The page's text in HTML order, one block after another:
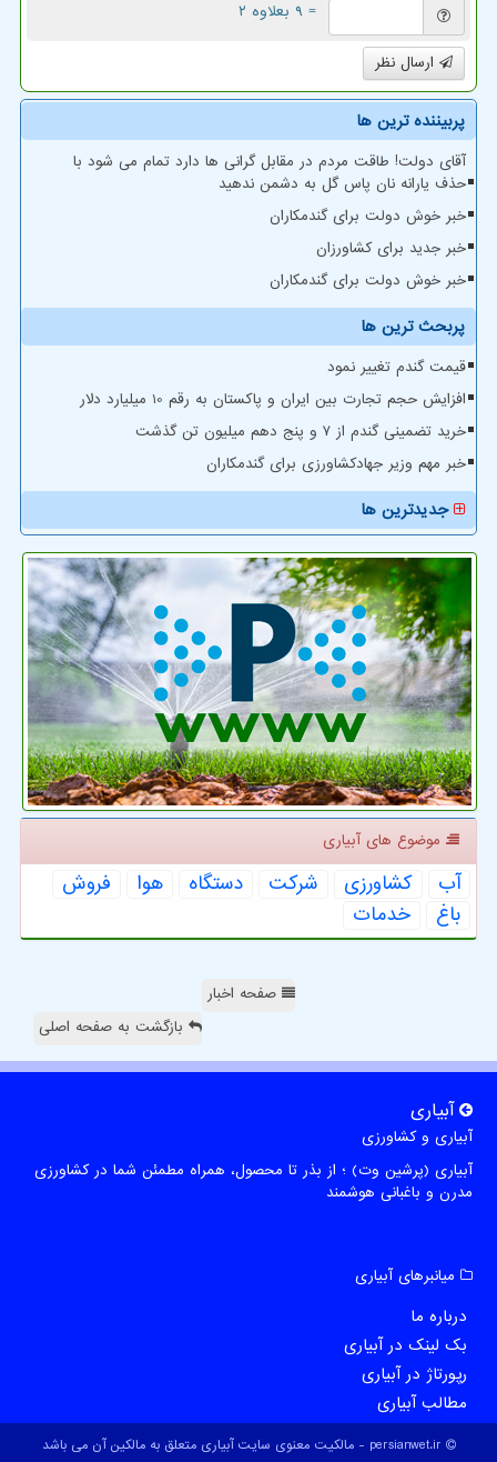
= ۹ بعلاوه ۲
ارسال نظر
پربیننده ترین ها
آقای دولت! طاقت مردم در مقابل گرانی ها دارد تمام می شود با
حذف یارانه نان پاس گل به دشمن ندهید
خبر خوش دولت برای گندمکاران
خبر جدید برای کشاورزان
خبر خوش دولت برای گندمکاران
پربحث ترین ها
قیمت گندم تغییر نمود
افزایش حجم تجارت بین ایران و پاکستان به رقم 10 میلیارد دلار
خرید تضمینی گندم از ۷ و پنج دهم میلیون تن گذشت
خبر مهم وزیر جهادکشاورزی برای گندمکاران
جدیدترین ها
موضوع های آبیاری
آب كشاورزی شركت دستگاه هوا
فروش
باغ
خدمات
صفحه اخبار
بازگشت به صفحه اصلی
آبیاری
آبیاری و کشاورزی
آبیاری (پرشین وت) ؛ از بذر تا محصول، همراه مطمئن شما در کشاورزی
مدرن و باغبانی هوشمند
میانبرهای آبیاری
درباره ما
بک لینک در آبیاری
رپورتاژ در آبیاری
مطالب آبیاری